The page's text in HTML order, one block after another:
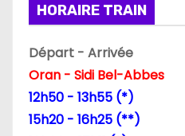
o
n
d
HORAIRE TRAIN
Départ - Arrivée
Oran - Sidi Bel-Abbes
12h50 - 13h55 (*)
15h20 - 16h25 (**)